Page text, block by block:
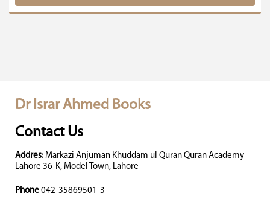
Dr Israr Ahmed Books
Contact Us
Addres: Markazi Anjuman Khuddam ul Quran Quran Academy
Lahore 36-K, Model Town, Lahore
Phone 042-35869501-3